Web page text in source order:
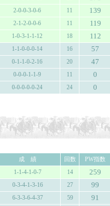
2-0-0-3-0-6 11 139
2-1-2-0-0-6 11 119
1-0-3-1-1-12 18 112
1-1-0-0-0-14 16 57
0-1-1-0-2-16 20 47
0-0-0-1-1-9 11 0
0-0-0-0-0-24 24 0
成 績 回数
PW指数
1-1-4-1-0-7 14 259
0-3-4-1-3-16 27 99
6-3-3-6-4-37 59 91